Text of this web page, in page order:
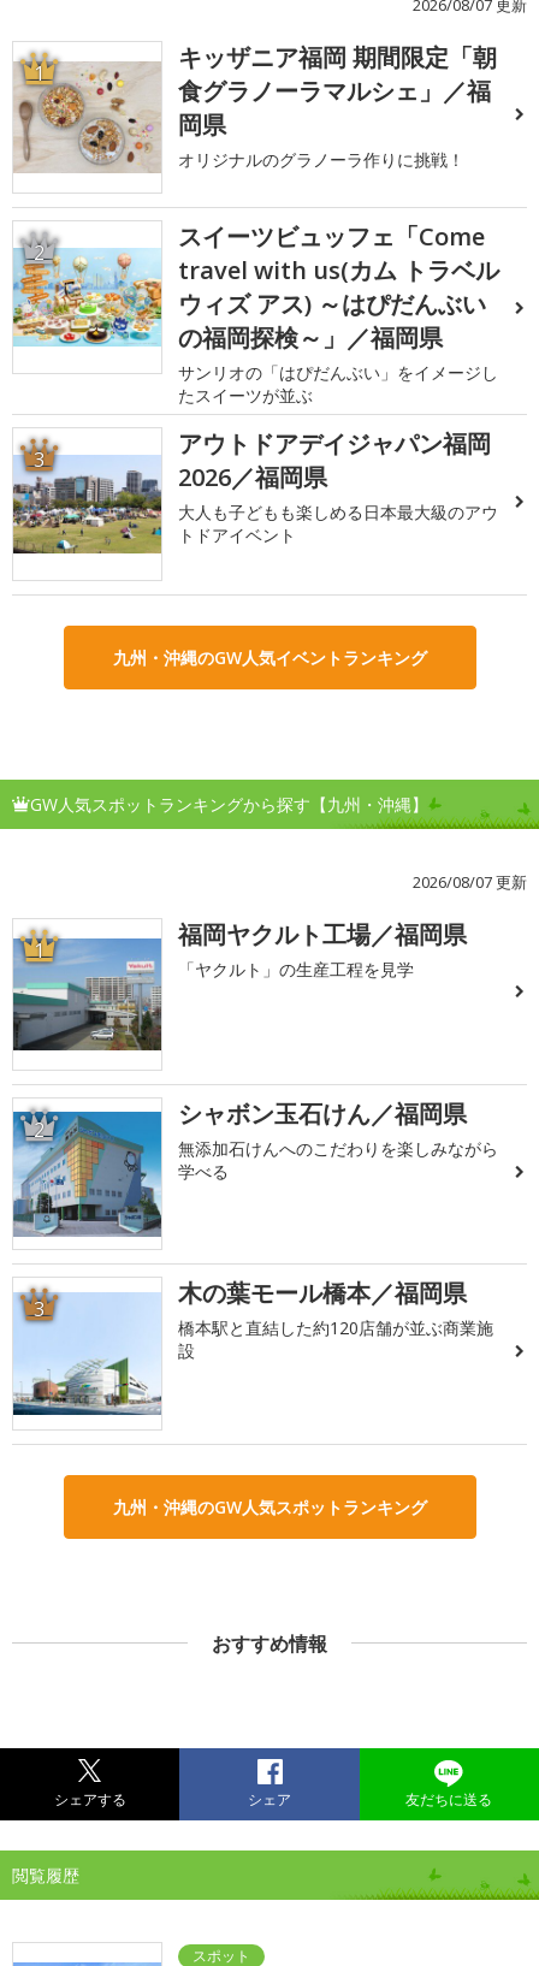
2026/08/07 更新
1
キッザニア福岡 期間限定「朝
食グラノーラマルシェ」／福
岡県
オリジナルのグラノーラ作りに挑戦！
2
スイーツビュッフェ「Come
travel with us(カム トラベル
ウィズ アス) ～はぴだんぶい
の福岡探検～」／福岡県
サンリオの「はぴだんぶい」をイメージし
たスイーツが並ぶ
3
アウトドアデイジャパン福岡
2026／福岡県
大人も子どもも楽しめる日本最大級のアウ
トドアイベント
九州・沖縄のGW人気イベントランキング
GW人気スポットランキングから探す【九州・沖縄】
2026/08/07 更新
1 福岡ヤクルト工場／福岡県
「ヤクルト」の生産工程を見学
2 シャボン玉石けん／福岡県
無添加石けんへのこだわりを楽しみながら
学べる
3 木の葉モール橋本／福岡県
橋本駅と直結した約120店舗が並ぶ商業施
設
九州・沖縄のGW人気スポットランキング
おすすめ情報
シェアする シェア 友だちに送る
閲覧履歴